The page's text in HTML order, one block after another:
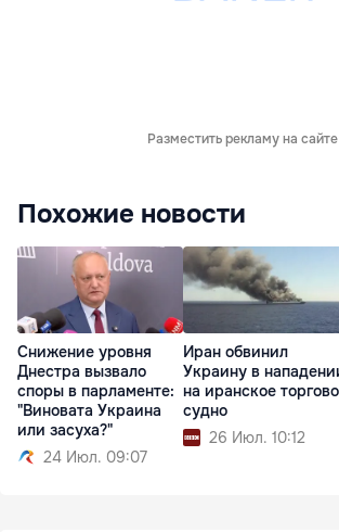
Разместить рекламу на сайте
Похожие новости
Снижение уровня
Днестра вызвало
споры в парламенте:
"Виновата Украина
или засуха?"
24 Июл. 09:07
Иран обвинил
Украину в
на иранское
судно
26 Июл. 10:12